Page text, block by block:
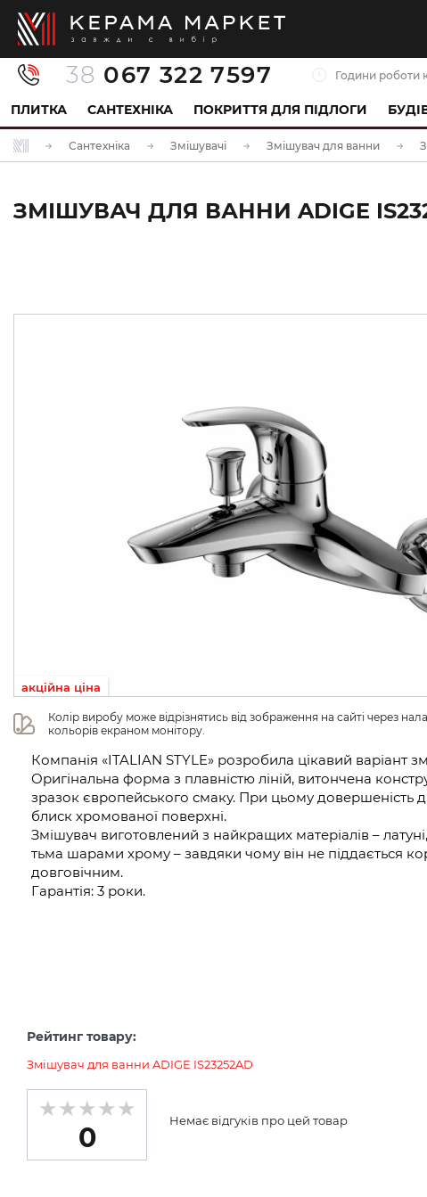
38 067 322 7597 Години роботи
ПЛИТКА САНТЕХНІКА ПОКРИТТЯ ДЛЯ ПІДЛОГИ
Сантехніка Змішувачі Змішувач для ванни
ЗМІШУВАЧ ДЛЯ ВАННИ ADIGE
акційна ціна
Колір виробу може відрізнятись від зображення на сайті через
кольорів екраном монітору.
Компанія «ITALIAN STYLE» розробила цікавий варіант
Оригінальна форма з плавністю ліній, витончена
зразок європейського смаку. При цьому довершеність
блиск хромованої поверхні.
Змішувач виготовлений з найкращих матеріалів –
тьма шарами хрому – завдяки чому він не піддається
довговічним.
Гарантія: 3 роки.
Рейтинг товару:
Змішувач для ванни ADIGE IS23252AD
0
Немає відгуків про цей товар